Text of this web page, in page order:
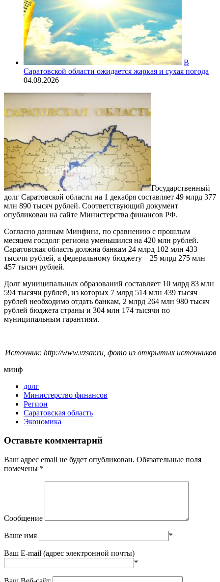
В
Саратовской области ожидается жаркая и сухая погода
04.08.2026
Государственный
долг Саратовской области на 1 декабря составляет 49 млрд 377
млн 890 тысяч рублей. Соответствующий документ
опубликован на сайте Министерства финансов РФ.
Согласно данным Минфина, по сравнению с прошлым
месяцем госдолг региона уменьшился на 420 млн рублей.
Саратовская область должна банкам 24 млрд 102 млн 433
тысячи рублей, а федеральному бюджету – 25 млрд 275 млн
457 тысяч рублей.
Долг муниципальных образований составляет 10 млрд 83 млн
594 тысячи рублей, из которых 7 млрд 514 млн 439 тысяч
рублей необходимо отдать банкам, 2 млрд 264 млн 980 тысяч
рублей бюджета страны и 304 млн 174 тысячи по
муниципальным гарантиям.
Источник: http://www.vzsar.ru, фото из открытых источников
минф
долг
Министерство финансов
Регион
Саратовская область
Экономика
Оставьте комментарий
Ваш адрес email не будет опубликован. Обязательные поля
помечены *
Сообщение
Ваше имя *
Ваш E-mail (адрес электронной почты)
*